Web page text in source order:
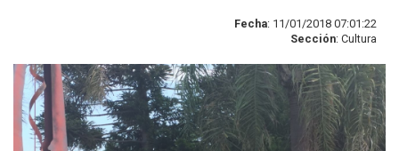
Fecha: 11/01/2018 07:01:22
Sección: Cultura